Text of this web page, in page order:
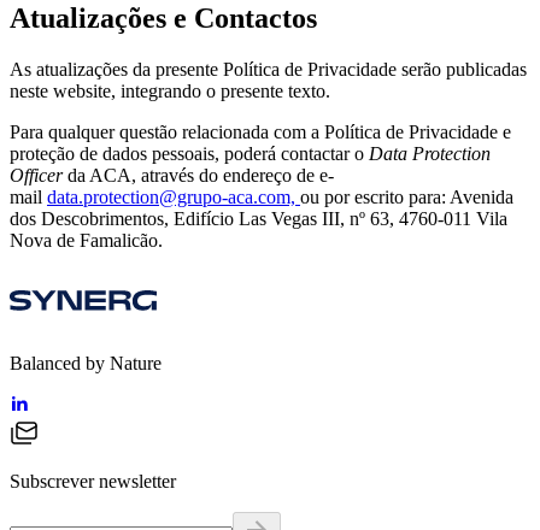
Atualizações e Contactos
As atualizações da presente Política de Privacidade serão publicadas
neste website, integrando o presente texto.
Para qualquer questão relacionada com a Política de Privacidade e
proteção de dados pessoais, poderá contactar o Data Protection
Officerda ACA, através do endereço de e-
mail data.protection@grupo-aca.com, ou por escrito para: Avenida
dos Descobrimentos, Edifício Las Vegas III, nº 63, 4760-011 Vila
Nova de Famalicão.
Balanced by Nature
Subscrever newsletter